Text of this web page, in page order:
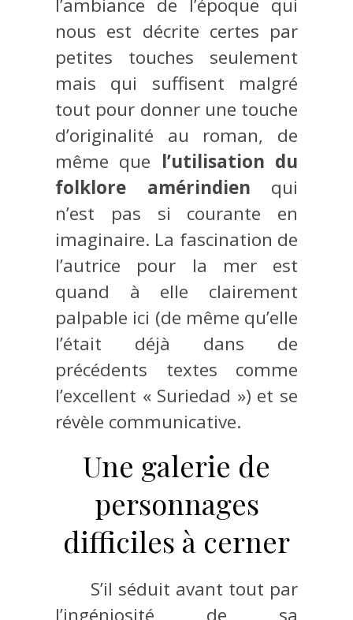
l’ambiance de l’époque qui
nous est décrite certes par
petites touches seulement
mais qui suffisent malgré
tout pour donner une touche
d’originalité au roman, de
même que l’utilisation du
folklore amérindien qui
n’est pas si courante en
imaginaire. La fascination de
l’autrice pour la mer est
quand à elle clairement
palpable ici (de même qu’elle
l’était déjà dans de
précédents textes comme
l’excellent « Suriedad ») et se
révèle communicative.
Une galerie de
personnages
difficiles à cerner
S’il séduit avant tout par
l’ingéniosité de sa